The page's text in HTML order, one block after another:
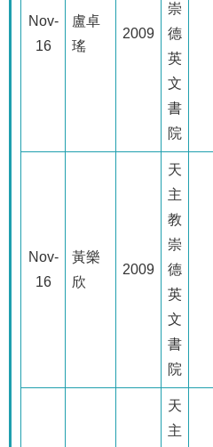
Nov-
16
盧卓
瑤
2009
崇
德
英
文
書
院
Nov-
16
黃樂
欣
2009
天
主
教
崇
德
英
文
書
院
天
主